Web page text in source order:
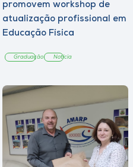
promovem workshop de
atualização profissional em
Educação Física
Graduação Notícia